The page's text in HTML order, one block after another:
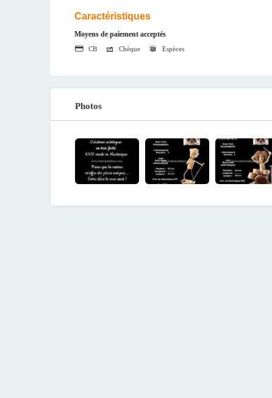
Caractéristiques
Moyens de paiement acceptés
CB Chèque Espèces
Photos